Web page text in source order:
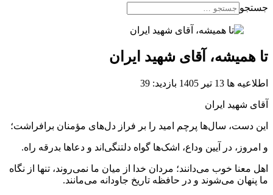
جستجو
تا همیشه، آقای شهید ایران
اطلاعیه ها 13 تیر 1405 بازدید: 39
آقای شهید ایران
این دست، سال‌ها پرچم امید را بر فراز دل‌های مؤمنان برافراشت؛
و امروز، در آیین وداع، اشک‌ها گواه دلتنگی‌اند و دعاها بدرقه راه.
اهل معنا خوب می‌دانند؛ مردان خدا از میان ما نمی‌روند، تنها از نگاه
ما پنهان می‌شوند و در حافظه تاریخ جاودانه می‌مانند.